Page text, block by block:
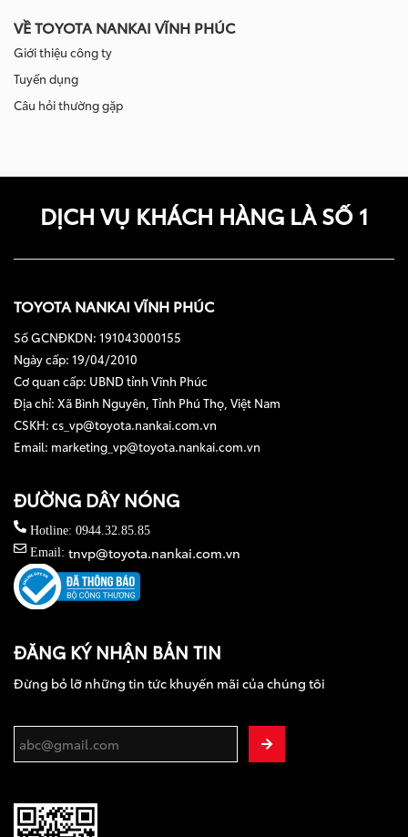
VỀ TOYOTA NANKAI VĨNH PHÚC
Giới thiệu công ty
Tuyển dụng
Câu hỏi thường gặp
DỊCH VỤ KHÁCH HÀNG LÀ SỐ 1
TOYOTA NANKAI VĨNH PHÚC
Số GCNĐKDN: 191043000155
Ngày cấp: 19/04/2010
Cơ quan cấp: UBND tỉnh Vĩnh Phúc
Địa chỉ: Xã Bình Nguyên, Tỉnh Phú Thọ, Việt Nam
CSKH: cs_vp@toyota.nankai.com.vn
Email: marketing_vp@toyota.nankai.com.vn
ĐƯỜNG DÂY NÓNG
Hotline: 0944.32.85.85
Email: tnvp@toyota.nankai.com.vn
ĐĂNG KÝ NHẬN BẢN TIN
Đừng bỏ lỡ những tin tức khuyến mãi của chúng tôi